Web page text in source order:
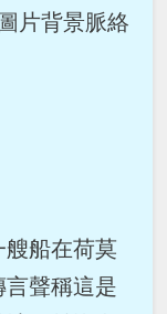
片背景脈絡
船在荷莫
聲稱這是